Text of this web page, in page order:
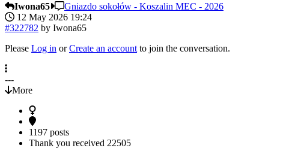
Iwona65
Gniazdo sokołów - Koszalin MEC - 2026
12 May 2026 19:24
#322782 by Iwona65
Please Log in orCreate an account to join the conversation.
---
More
1197 posts
Thank you received 22505